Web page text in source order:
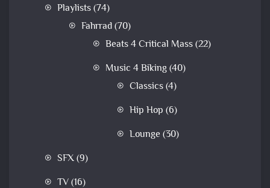
Playlists(74)
Fahrrad(70)
Beats 4 Critical Mass(22)
Music 4 Biking(40)
Classics(4)
Hip Hop (6)
Lounge (30)
SFX(9)
TV(16)